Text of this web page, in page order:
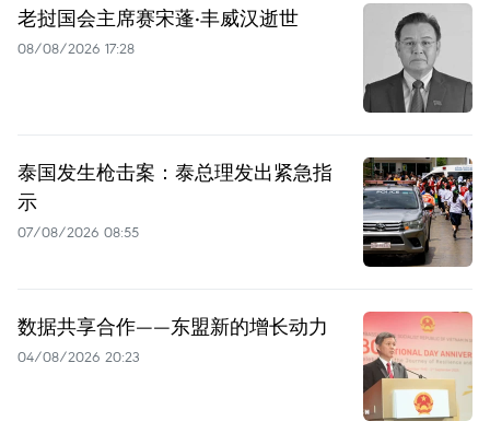
老挝国会主席赛宋蓬·丰威汉逝世
08/08/2026 17:28
泰国发生枪击案：泰总理发出紧急指
示
07/08/2026 08:55
数据共享合作——东盟新的增长动力
04/08/2026 20:23